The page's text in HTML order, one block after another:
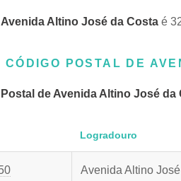
Altino José da Costa é
CÓDIGO POSTAL DE
de Avenida Altino José da
Logradouro
Avenida Altino